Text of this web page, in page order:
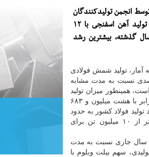
انجمن تولیدكنندگان
فولاد ایران، در چهار ماهه ابتدایی سالجاری، تولید آهن اسفنجی با ۱۲
گذشته، بیشترین رشد
آمار، تولید شمش فولادی
ماهه نخست سالجاری با رشد ۹ درصدی نسبت به مدت مشابه
تن رسیده است، همینطور میزان تولید
شمش فولاد در چهار ماهه نخست سال ۹۸ برابر با هشت میلیون و ۶۸۳
فولاد کشور به حدود
۳۰ میلیون تن برسد که از این میزان بیشتر از ۱۰ میلیون تن برای
سال جاری نسبت به مدت
سهم بیلت وبلوم با